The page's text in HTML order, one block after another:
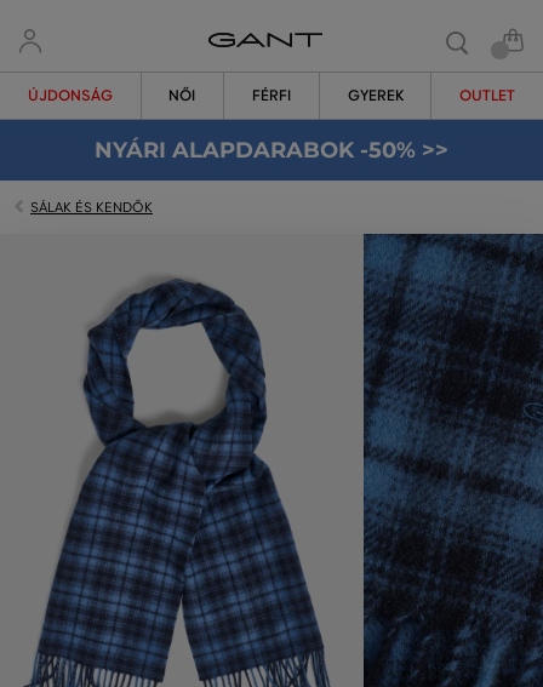
ÚJDONSÁG NŐI FÉRFI GYEREK OUTLET
NYÁRI ALAPDARABOK -50% >>
SÁLAK ÉS KENDŐK